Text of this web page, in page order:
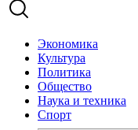
Экономика
Культура
Политика
Общество
Наука и техника
Спорт